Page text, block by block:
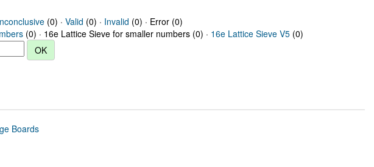
(0) · Valid (0) · Invalid (0) · Error (0)
(0) · 16e Lattice Sieve for smaller numbers (0) · 16e Lattice Sieve V5 (0)
Boards